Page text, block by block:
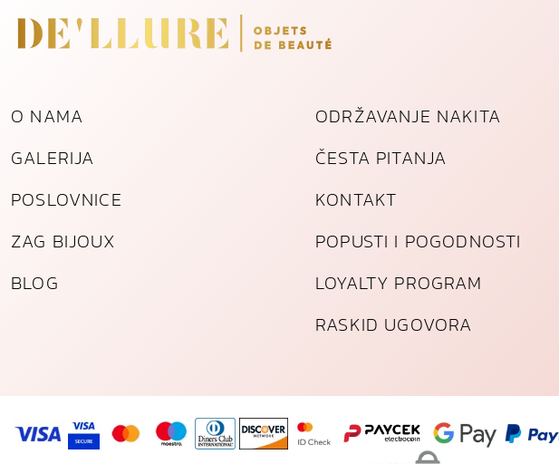
O NAMA
GALERIJA
POSLOVNICE
ZAG BIJOUX
BLOG
ODRŽAVANJE NAKITA
ČESTA PITANJA
KONTAKT
POPUSTI I POGODNOSTI
LOYALTY PROGRAM
RASKID UGOVORA